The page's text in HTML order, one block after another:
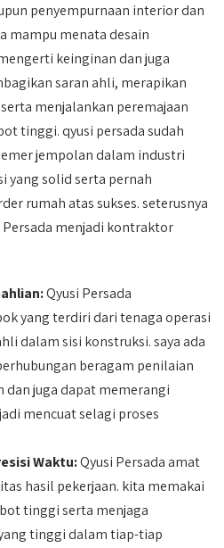
penyempurnaan interior dan
mampu menata desain
keinginan dan juga
saran ahli, merapikan
menjalankan peremajaan
tinggi. qyusi persada sudah
jempolan dalam industri
yang solid serta pernah
rumah atas sukses. seterusnya
Persada menjadi kontraktor
Qyusi Persada
yang terdiri dari tenaga operasi
dalam sisi konstruksi. saya ada
beragam penilaian
dan juga dapat memerangi
mencuat selagi proses
Waktu:Qyusi Persada amat
hasil pekerjaan. kita memakai
tinggi serta menjaga
tinggi dalam tiap-tiap